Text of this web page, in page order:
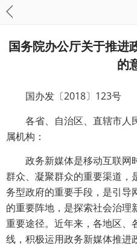
国务院办公厅关于推进
的
国办发〔2018〕123号
各省、自治区、直辖市人
属机构：
政务新媒体是移动互联网
群众、凝聚群众的重要渠道，
务型政府的重要手段，是引导
的重要阵地，是探索社会治理
重要途径。近年来，各地区、
线，积极运用政务新媒体推进